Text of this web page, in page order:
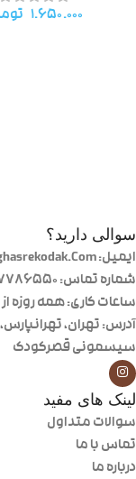
۱.۶۵۰.۰۰۰
سوالی دارید؟
ایمیل: Info@Sismonighasrekodak.Com
شماره تماس: 02177786550
ساعات کاری: همه روزه از ۱۰:۰۰ الی ۲۱:۰۰
آدرس: تهران،
سیسمونی قصرکودک
لینک های مفید
سوالات متداول
تماس با ما
درباره ما